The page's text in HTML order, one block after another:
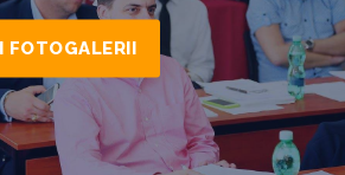
FOTOGALERII